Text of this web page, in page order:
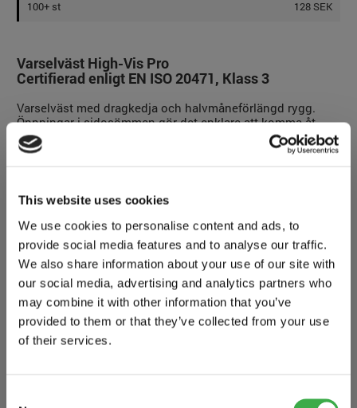
This website uses cookies
We use cookies to personalise content and ads, to
provide social media features and to analyse our traffic.
We also share information about your use of our site with
our social media, advertising and analytics partners who
may combine it with other information that you’ve
provided to them or that they’ve collected from your use
of their services.
100+ st 128 SEK
Varselväst High-Vis Pro
Certifierad enligt EN ISO 20471, Klass 3
Varselväst med dragkedja och halvmåneförlängd rygg.
Öppningar i sidosömmen gör det enklare att komma åt
dina övriga fickor.
MATERIAL:
100% Polyester, 125 gr
STORLEKAR: